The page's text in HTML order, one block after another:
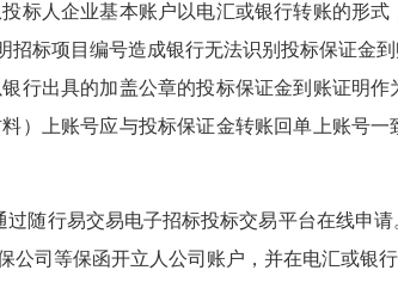
人企业基本账户以电汇或银行转账的形式
标项目编号造成银行无法识别投标保证金
行出具的加盖公章的投标保证金到账证明
）上账号应与投标保证金转账回单上账号
行易交易电子招标投标交易平台在线申请
司等保函开立人公司账户，并在电汇或银